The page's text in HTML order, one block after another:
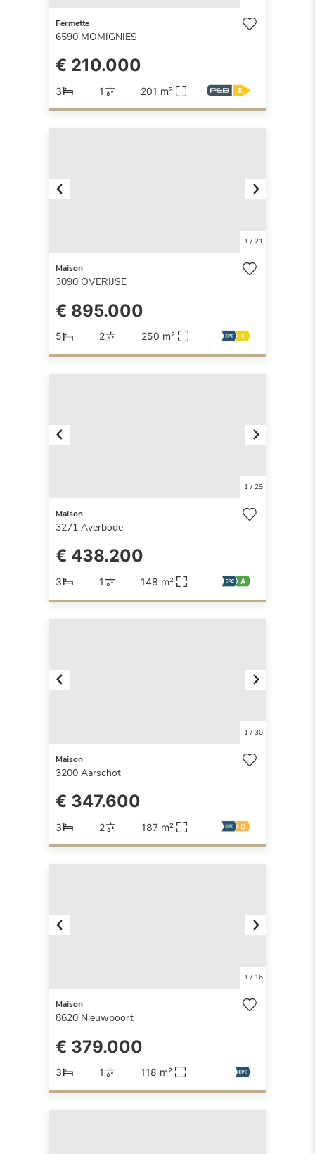
Fermette
6590 MOMIGNIES
€ 210.000
3 1 201 m²
Next
1/ 21
Maison
3090 OVERIJSE
€ 895.000
5 2 250 m²
Next
1/ 29
Maison
3271 Averbode
€ 438.200
3 1 148 m²
Next
1/ 30
Maison
3200 Aarschot
€ 347.600
3 2 187 m²
Next
1/ 16
Maison
8620 Nieuwpoort
€ 379.000
3 1 118 m²